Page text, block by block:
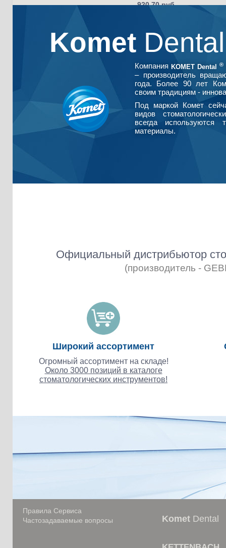
920.70 руб.
Komet
Компания KOMET Dental ®
– производитель
года. Более 90 лет
своим традициям -
Под маркой Комет
видов
всегда используются
материалы.
Официальный дистрибьютор
(производитель -
Широкий ассортимент
Огромный ассортимент на складе!
Около 3000 позиций в каталоге
стоматологических инструментов!
Правила Сервиса
Частозадаваемые вопросы
Komet Dental